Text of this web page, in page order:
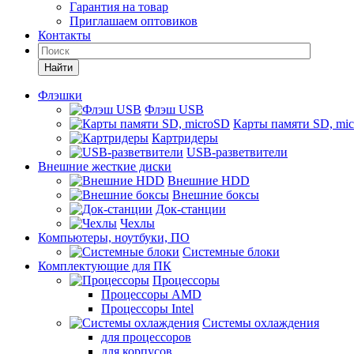
Гарантия на товар
Приглашаем оптовиков
Контакты
Найти
Флэшки
Флэш USB
Карты памяти SD,
Картридеры
USB-разветвители
Внешние жесткие диски
Внешние HDD
Внешние боксы
Док-станции
Чехлы
Компьютеры, ноутбуки, ПО
Системные блоки
Комплектующие для ПК
Процессоры
Процессоры AMD
Процессоры Intel
Системы охлаждения
для процессоров
для корпусов